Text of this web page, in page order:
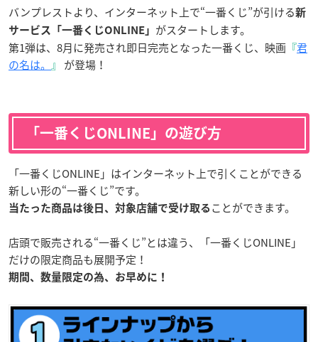
バンプレストより、インターネット上で“一番くじ”が引ける新
サービス「一番くじONLINE」 がスタートします。
第1弾は、8月に発売され即日完売となった一番くじ、映画 『君
の名は。 』 が登場！
「一番くじONLINE」の遊び方
「一番くじONLINE」はインターネット上で引くことができる
新しい形の“一番くじ”です。
当たった商品は後日、対象店舗で受け取る ことができます。
店頭で販売される“一番くじ”とは違う、「一番くじONLINE」
だけの限定商品も展開予定！
期間、数量限定の為、お早めに！